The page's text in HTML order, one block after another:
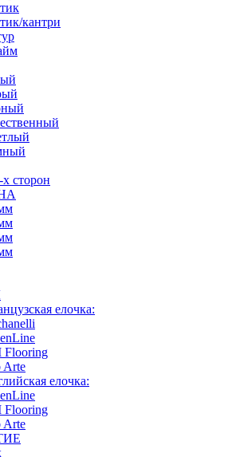
кантри
сторон
елочка:
Flooring
Arte
елочка:
Flooring
Arte